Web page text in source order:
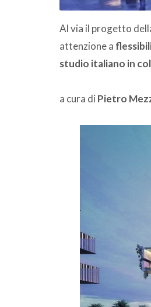
Al via il progetto
attenzione a
studio italiano in
a cura di Pietro